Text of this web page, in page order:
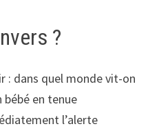
?
: dans quel monde vit-on
bébé en tenue
l’alerte